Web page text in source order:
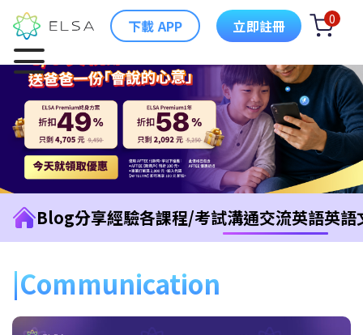
下載 APP 立即註冊 0
Blog分享經驗各課程/考試溝通交流英語英語
Communication